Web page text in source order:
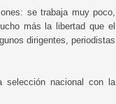
se trabaja muy poco,
más la libertad que el
dirigentes, periodistas
selección nacional con la